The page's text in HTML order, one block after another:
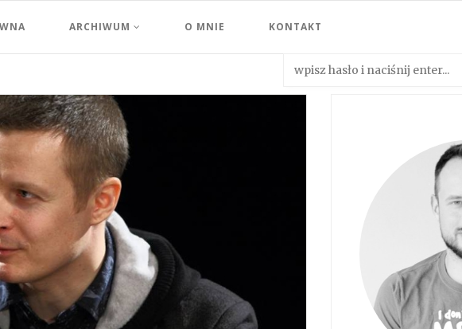
ARCHIWUM O MNIE KONTAKT